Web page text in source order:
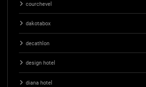
courchevel
dakotabox
decathlon
design hotel
diana hotel